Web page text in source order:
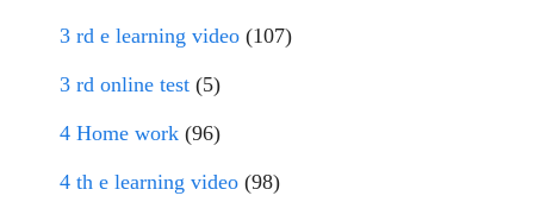
3 rd e learning video (107)
3 rd online test (5)
4 Home work (96)
4 th e learning video (98)